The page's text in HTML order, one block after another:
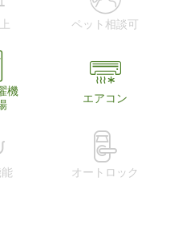
ペット相談可
機
エアコン
オートロック